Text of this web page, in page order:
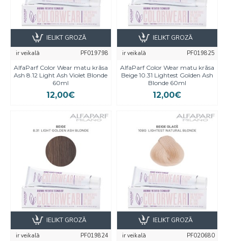
ir veikalā
PF019798
AlfaParf Color Wear matu krāsa
Ash 8.12 Light Ash Violet Blonde
60ml
12,00€
IELIKT GROZĀ
ir veikalā
PF019825
AlfaParf Color Wear matu krāsa
Beige 10.31 Lightest Golden Ash
Blonde 60ml
12,00€
IELIKT GROZĀ
ir veikalā PF019824
IELIKT GROZĀ
ir veikalā PF020680
IELIKT GROZĀ